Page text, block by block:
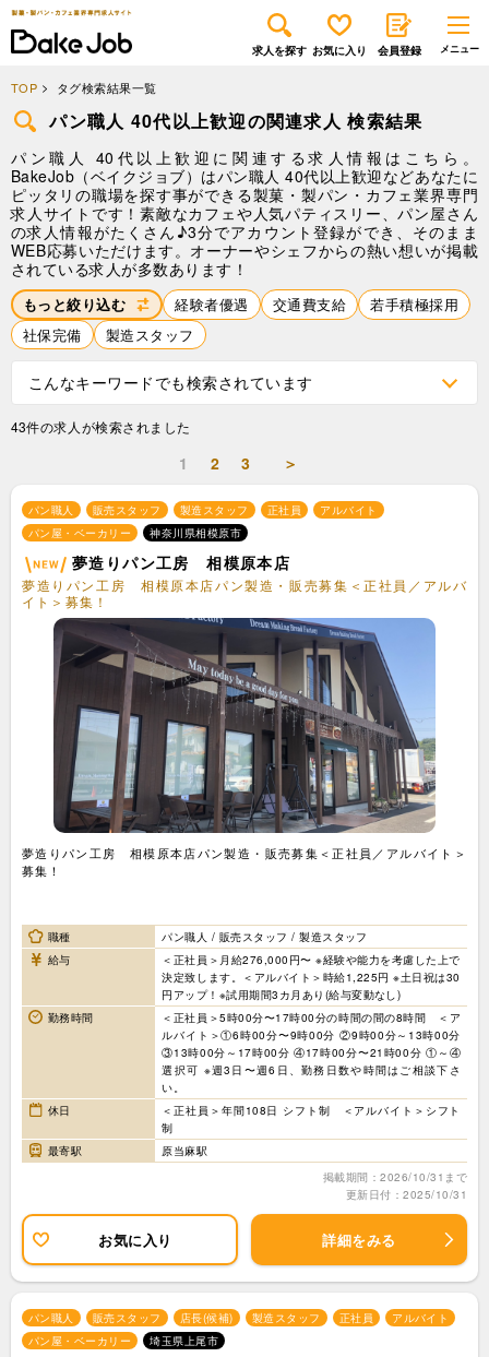
求人を探す お気に入り 会員登録
TOP タグ検索結果一覧
パン職人 40代以上歓迎の関連求人 検索結果
パン職人 40代以上歓迎に関連する求人情報はこちら。
BakeJob（ベイクジョブ）はパン職人 40代以上歓迎などあなたに
ピッタリの職場を探す事ができる製菓・製パン・カフェ業界専門
求人サイトです！素敵なカフェや人気パティスリー、パン屋さん
の求人情報がたくさん♪3分でアカウント登録ができ、そのまま
WEB応募いただけます。オーナーやシェフからの熱い想いが掲載
されている求人が多数あります！
もっと絞り込む 経験者優遇 交通費支給
若手積極採用
社保完備
製造スタッフ
こんなキーワードでも検索されています
43件の求人が検索されました
1 2 3 ＞
パン職人 販売スタッフ 製造スタッフ 正社員
アルバイト
パン屋・ベーカリー
神奈川県相模原市
夢造りパン工房 相模原本店
夢造りパン工房 相模原本店パン製造・販売募集＜正社員／アルバ
イト＞募集！
夢造りパン工房 相模原本店パン製造・販売募集＜正社員／アルバイト＞
募集！
職種
パン職人 / 販売スタッフ / 製造スタッフ
給与
＜正社員＞月給276,000円〜 ※経験や能力を考慮した上で
決定致します。＜アルバイト＞時給1,225円 ※土日祝は30
円アップ！※試用期間3カ月あり(給与変動なし)
勤務時間
＜正社員＞5時00分〜17時00分の時間の間の8時間 ＜ア
ルバイト＞①6時00分〜9時00分 ②9時00分～13時00分
③13時00分～17時00分 ④17時00分〜21時00分 ①～④
選択可 ※週3日〜週6日、勤務日数や時間はご相談下さ
い。
休日
＜正社員＞年間108日 シフト制 ＜アルバイト＞シフト
制
最寄駅
原当麻駅
掲載期間：2026/10/31まで
更新日付：2025/10/31
お気に入り 詳細をみる
パン職人 販売スタッフ 店長(候補) 製造スタッフ 正社員
アルバイト
パン屋・ベーカリー
埼玉県上尾市